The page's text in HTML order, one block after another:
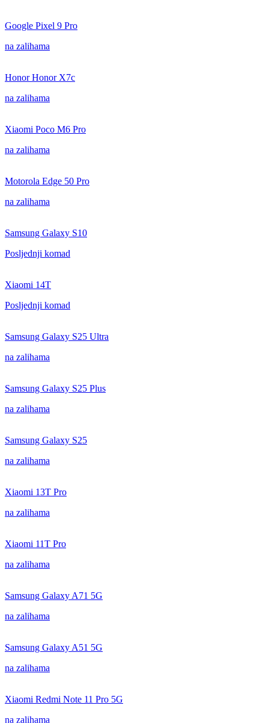
Google Pixel 9 Pro
na zalihama
Honor Honor X7c
na zalihama
Xiaomi Poco M6 Pro
na zalihama
Motorola Edge 50 Pro
na zalihama
Samsung Galaxy S10
Posljednji komad
Xiaomi 14T
Posljednji komad
Samsung Galaxy S25 Ultra
na zalihama
Samsung Galaxy S25 Plus
na zalihama
Samsung Galaxy S25
na zalihama
Xiaomi 13T Pro
na zalihama
Xiaomi 11T Pro
na zalihama
Samsung Galaxy A71 5G
na zalihama
Samsung Galaxy A51 5G
na zalihama
Xiaomi Redmi Note 11 Pro 5G
na zalihama